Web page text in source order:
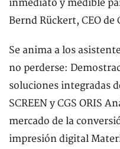
inmediato y medible
Bernd Rückert, CEO de
Se anima a los
no perderse:
soluciones integradas
SCREEN y CGS ORIS
mercado de la
impresión digital